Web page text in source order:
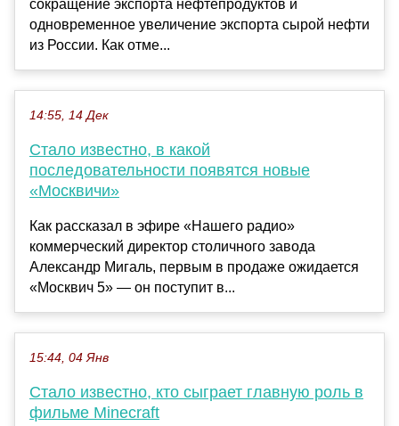
сокращение экспорта нефтепродуктов и
одновременное увеличение экспорта сырой нефти
из России. Как отме...
14:55, 14 Дек
Стало известно, в какой
последовательности появятся новые
«Москвичи»
Как рассказал в эфире «Нашего радио»
коммерческий директор столичного завода
Александр Мигаль, первым в продаже ожидается
«Москвич 5» — он поступит в...
15:44, 04 Янв
Стало известно, кто сыграет главную роль в
фильме Minecraft